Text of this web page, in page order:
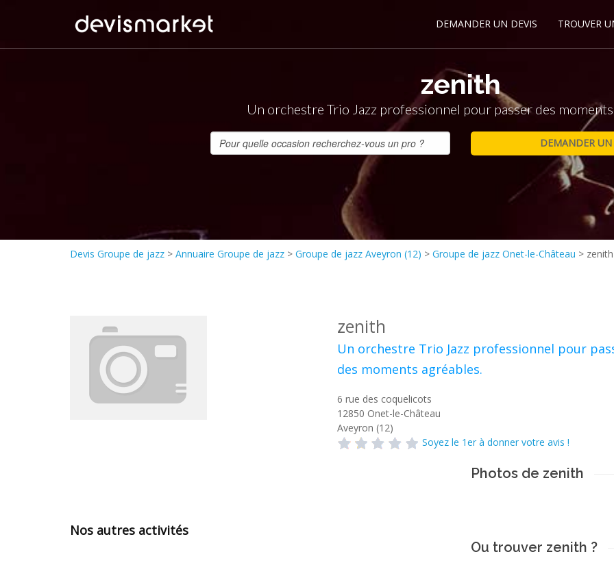
DEMANDER UN DEVIS TROUVER
zenith
Un orchestre Trio Jazz professionnel pour passer des
Devis Groupe de jazz > Annuaire Groupe de jazz > Groupe de jazz Aveyron (12) > Groupe de jazz Onet-le-Château > zenith
zenith
Un orchestre Trio Jazz professionnel pour
des moments agréables.
6 rue des coquelicots
12850 Onet-le-Château
Aveyron (12)
Soyez le 1er à donner votre avis !
Nos autres activités
Photos de zenith
Ou trouver zenith ?